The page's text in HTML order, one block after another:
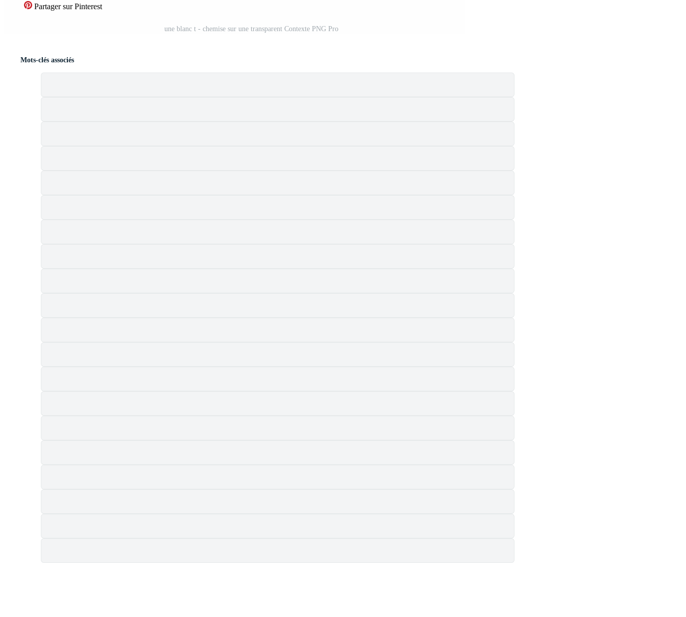
Partager sur Pinterest
une blanc t - chemise sur une transparent Contexte PNG Pro
Mots-clés associés